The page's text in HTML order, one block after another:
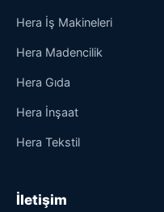
Hera İş Makineleri
Hera Madencilik
Hera Gıda
Hera İnşaat
Hera Tekstil
İletişim